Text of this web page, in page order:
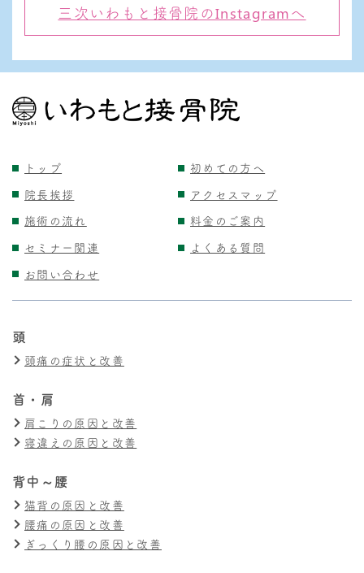
三次いわもと接骨院のInstagramへ
トップ
初めての方へ
院長挨拶
アクセスマップ
施術の流れ
料金のご案内
セミナー関連
よくある質問
お問い合わせ
頭
頭痛の症状と改善
首・肩
肩こりの原因と改善
寝違えの原因と改善
背中～腰
猫背の原因と改善
腰痛の原因と改善
ぎっくり腰の原因と改善